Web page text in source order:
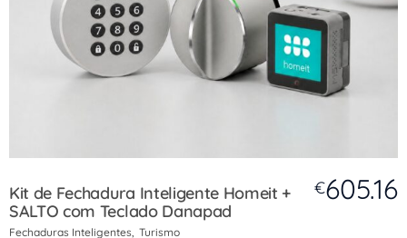
Kit de Fechadura Inteligente Homeit +
SALTO com Teclado Danapad
€605.16
Fechaduras Inteligentes Turismo